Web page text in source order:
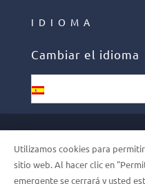
IDIOMA
Cambiar el idioma
Español
RESERVED
Utilizamos cookies para
sitio web. Al hacer clic en
emergente se cerrará y usted